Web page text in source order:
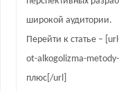
широкой аудитории.
Перейти к статье –
ot-alkogolizma-
плюс[/url]